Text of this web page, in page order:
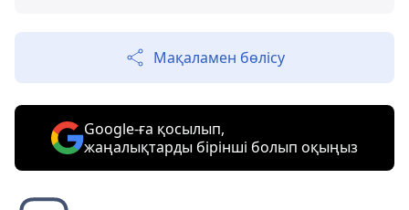
Мақаламен бөлісу
Google-ға қосылып,
жаңалықтарды бірінші болып оқыңыз